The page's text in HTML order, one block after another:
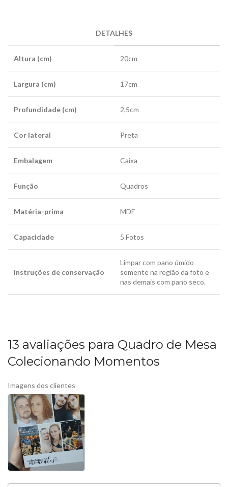
DETALHES
Altura (cm) 20cm
Largura (cm) 17cm
Profundidade (cm) 2,5cm
Cor lateral Preta
Embalagem Caixa
Função Quadros
Matéria-prima MDF
Capacidade 5 Fotos
Instruções de conservação
Limpar com pano úmido
somente na região da foto e
nas demais com pano seco.
13 avaliações para Quadro de Mesa
Colecionando Momentos
Imagens dos clientes